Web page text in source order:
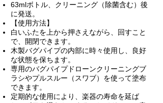
63mlボトル、クリーニング（除菌含む）後
に発送。
【使用方法】
白いふたを上から押さえながら、回すこと
で、開閉できます。
木製バグパイプの内部に時々使用し、良好
な状態を保ちます。
専用のバグパイプドローンクリーニングブ
ラシやプルスルー（スワブ）を使って塗布
できます。
定期的な使用により、楽器の寿命を延ば